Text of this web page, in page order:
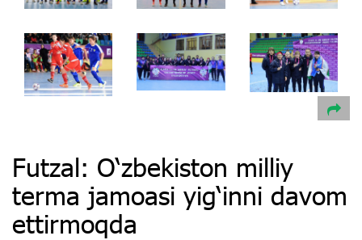
Futzal: O‘zbekiston milliy
terma jamoasi yig‘inni davom
ettirmoqda